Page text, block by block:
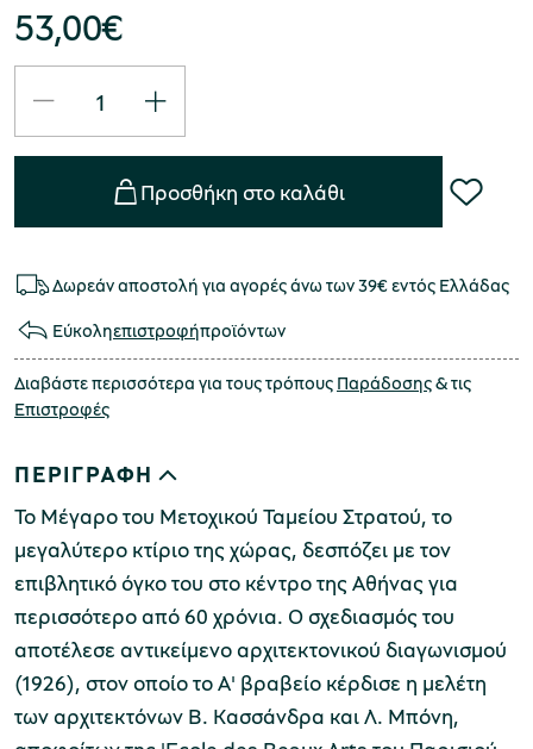
53,00€
Προσθήκη στο καλάθι
Δωρεάν αποστολή για αγορές άνω των 39€ εντός Ελλάδας
Εύκοληεπιστροφήπροϊόντων
Διαβάστε περισσότερα για τους τρόπους Παράδοσης& τις
Επιστροφές
ΠΕΡΙΓΡΑΦΗ
Το Μέγαρο του Μετοχικού Ταμείου Στρατού, το
μεγαλύτερο κτίριο της χώρας, δεσπόζει με τον
επιβλητικό όγκο του στο κέντρο της Αθήνας για
περισσότερο από 60 χρόνια. Ο σχεδιασμός του
αποτέλεσε αντικείμενο αρχιτεκτονικού διαγωνισμού
(1926), στον οποίο το Α' βραβείο κέρδισε η μελέτη
των αρχιτεκτόνων Β. Κασσάνδρα και Λ. Μπόνη,